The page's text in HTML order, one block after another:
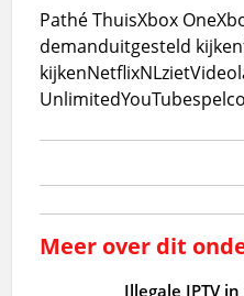
Pathé ThuisXbox One
demanduitgesteld kijken
kijkenNetflixNLziet
UnlimitedYouTube
Meer over dit
Illegale IPTV